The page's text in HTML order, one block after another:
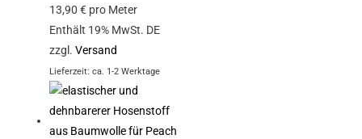
13,90€ pro Meter
Enthält 19% MwSt. DE
zzgl.Versand
Lieferzeit: ca. 1-2 Werktage